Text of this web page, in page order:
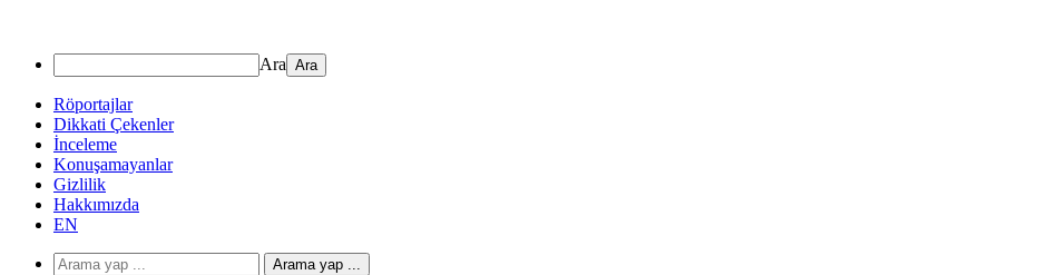
Ara
Röportajlar
Dikkati Çekenler
İnceleme
Konuşamayanlar
Gizlilik
Hakkımızda
EN
Arama yap ...